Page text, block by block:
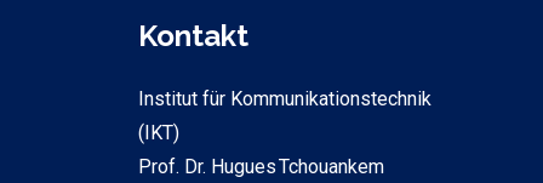
Kontakt
Institut für Kommunikationstechnik
(IKT)
Prof. Dr. Hugues Tchouankem